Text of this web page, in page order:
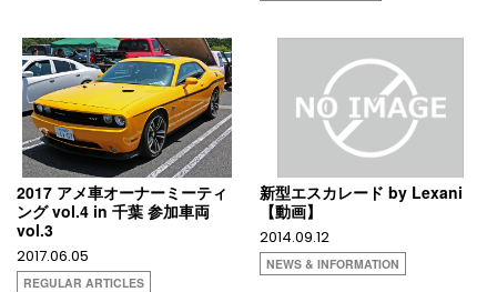
2017 アメ車オーナーミーティ
ング vol.4 in 千葉 参加車両
vol.3
2017.06.05
REGULAR ARTICLES
新型エスカレード by Lexani
【動画】
2014.09.12
NEWS & INFORMATION